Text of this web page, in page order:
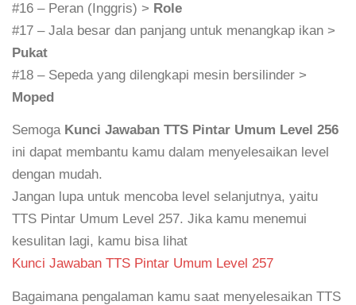
#16 – Peran (Inggris) > Role
#17 – Jala besar dan panjang untuk menangkap ikan >
Pukat
#18 – Sepeda yang dilengkapi mesin bersilinder >
Moped
Semoga Kunci Jawaban TTS Pintar Umum Level 256
ini dapat membantu kamu dalam menyelesaikan level
dengan mudah.
Jangan lupa untuk mencoba level selanjutnya, yaitu
TTS Pintar Umum Level 257. Jika kamu menemui
kesulitan lagi, kamu bisa lihat
Kunci Jawaban TTS Pintar Umum Level 257
Bagaimana pengalaman kamu saat menyelesaikan TTS